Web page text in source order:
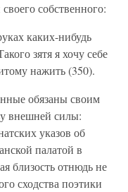
собственного:
каких-нибудь
зятя я хочу себе
нажить (350).
обязаны своим
внешней силы:
указов об
палатой в
близость отнюдь не
сходства поэтики